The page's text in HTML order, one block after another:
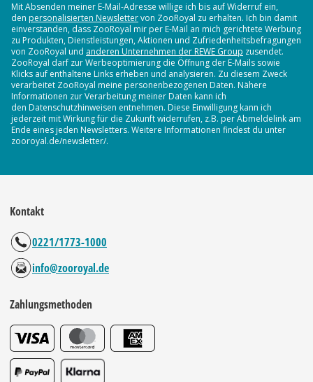
Mit Absenden meiner E-Mail-Adresse willige ich bis auf Widerruf ein,
den personalisierten Newslettervon ZooRoyal zu erhalten. Ich bin damit
einverstanden, dass ZooRoyal mir per E-Mail an mich gerichtete Werbung
zu Produkten, Dienstleistungen, Aktionen und Zufriedenheitsbefragungen
von ZooRoyal und anderen Unternehmen der REWE Group zusendet.
ZooRoyal darf zur Werbeoptimierung die Öffnung der E-Mails sowie
Klicks auf enthaltene Links erheben und analysieren. Zu diesem Zweck
verarbeitet ZooRoyal meine personenbezogenen Daten. Nähere
Informationen zur Verarbeitung meiner Daten kann ich
den Datenschutzhinweisen entnehmen. Diese Einwilligung kann ich
jederzeit mit Wirkung für die Zukunft widerrufen, z.B. per Abmeldelink am
Ende eines jeden Newsletters. Weitere Informationen findest du unter
zooroyal.de/newsletter/.
Kontakt
0221/1773-1000
info@zooroyal.de
Zahlungsmethoden